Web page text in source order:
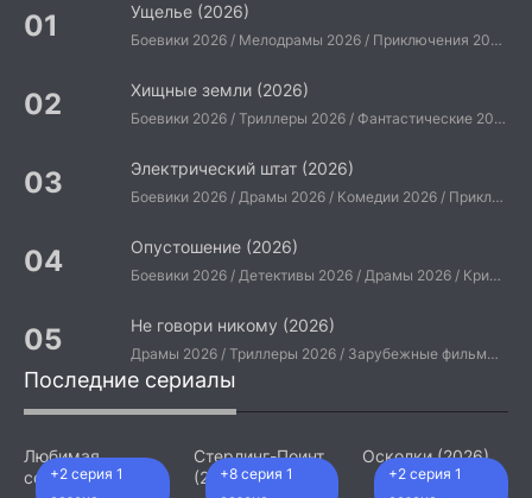
Ущелье (2026)
Боевики 2026 / Мелодрамы 2026 / Приключения 2026 / Ужасы 2026 / Фантастические 2026 / Зарубежные фильмы 2026 / Американские фильмы / Фильмы 2026
Хищные земли (2026)
Боевики 2026 / Триллеры 2026 / Фантастические 2026 / Зарубежные фильмы 2026 / Американские фильмы / Фильмы 2026
Электрический штат (2026)
Боевики 2026 / Драмы 2026 / Комедии 2026 / Приключения 2026 / Фантастические 2026 / Зарубежные фильмы 2026 / Американские фильмы / Фильмы 2026
Опустошение (2026)
Боевики 2026 / Детективы 2026 / Драмы 2026 / Криминальные фильмы 2026 / Триллеры 2026 / Зарубежные фильмы 2026 / Американские фильмы / Фильмы 2026
Не говори никому (2026)
Драмы 2026 / Триллеры 2026 / Зарубежные фильмы 2026 / Американские фильмы / Фильмы 2026
Последние сериалы
+2 серия 1
Любимая
сотрудница
+8 серия 1
Стерлинг-Поинт
(2026)
+2 серия 1
Осколки (2026)